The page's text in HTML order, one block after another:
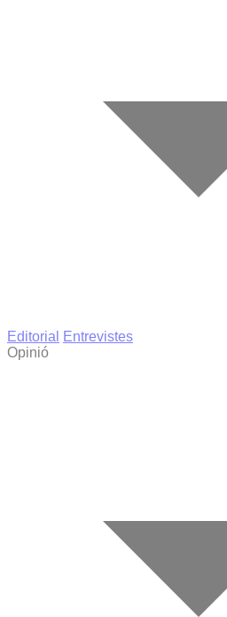
Editorial
Entrevistes
Opinió